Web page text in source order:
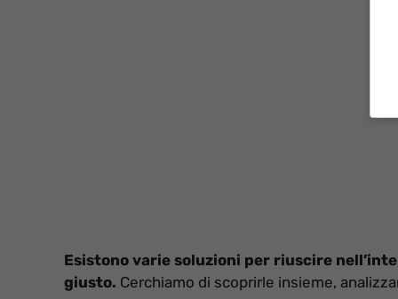
Esistono varie soluzioni per riuscire
giusto. Cerchiamo di scoprirle insieme,